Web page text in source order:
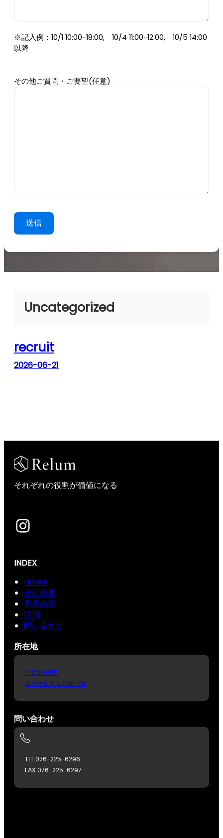
※記入例：10/1 10:00-18:00, 10/4 11:00-12:00, 10/5 14:00
以降
その他ご質問・ご要望(任意)
Uncategorized
recruit
2026-06-21
それぞれの役割が価値になる
Instagram
INDEX
Home
会社概要
事業内容
採用
問い合わせ
所在地
〒921-8051
石川県金沢市黒田1-74
問い合わせ
TEL:076-225-6296
FAX:076-225-6297